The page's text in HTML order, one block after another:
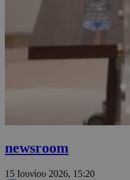
newsroom
15 Ιουνίου 2026, 15:20